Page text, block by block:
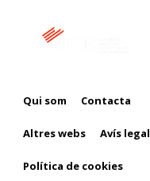
Qui som Contacta
Altres webs Avís legal
Política de cookies